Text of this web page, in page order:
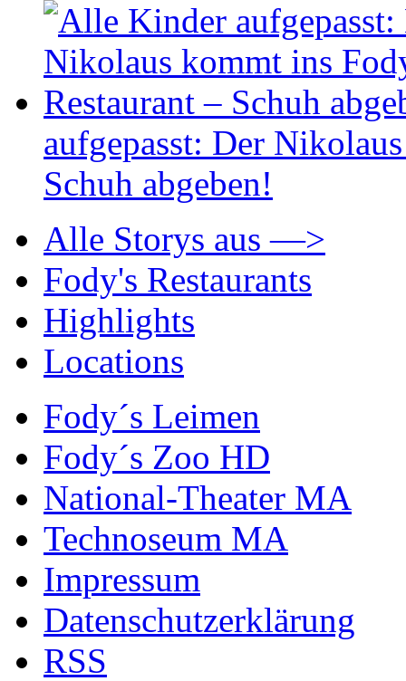
aufgepasst: Der
Schuh abgeben!
Alle Storys aus —>
Fody's Restaurants
Highlights
Locations
Fody´s Leimen
Fody´s Zoo HD
National-Theater MA
Technoseum MA
Impressum
Datenschutzerklärung
RSS